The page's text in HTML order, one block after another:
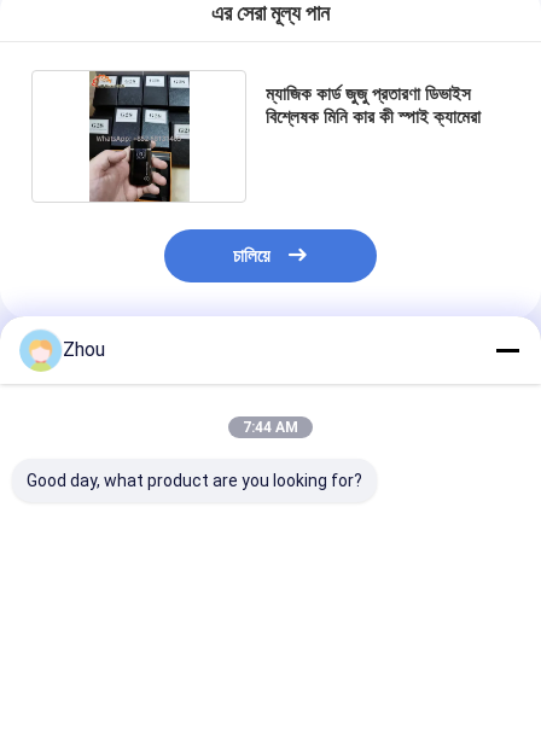
এর সেরা মূল্য পান
ম্যাজিক কার্ড জুজু প্রতারণা ডিভাইস
বিশ্লেষক মিনি কার কী স্পাই ক্যামেরা
চালিয়ে
প্রস্তাবিত পণ্য
Zhou
7:44 AM
Good day, what product are you looking for?